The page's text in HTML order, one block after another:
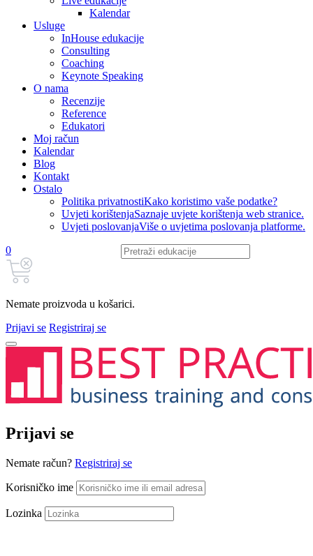
Kalendar
Usluge
InHouse edukacije
Consulting
Coaching
Keynote Speaking
O nama
Recenzije
Reference
Edukatori
Moj račun
Kalendar
Blog
Kontakt
Ostalo
Politika privatnostiKako koristimo vaše podatke?
Uvjeti korištenjaSaznaje uvjete korištenja web stranice.
Uvjeti poslovanjaViše o uvjetima poslovanja platforme.
0
Nemate proizvoda u košarici.
Prijavi se Registriraj se
Prijavi se
Nemate račun? Registriraj se
Korisničko ime
Lozinka